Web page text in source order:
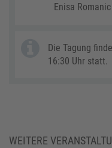
Enisa Romanic
Die Tagung
16:30 Uhr statt.
WEITERE